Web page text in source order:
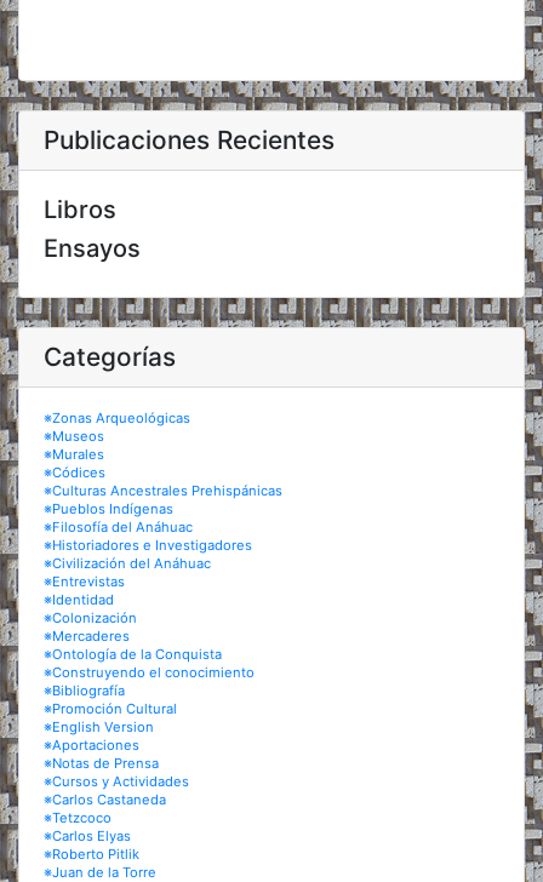
Publicaciones Recientes
Libros
Ensayos
Categorías
※Zonas Arqueológicas
※Museos
※Murales
※Códices
※Culturas Ancestrales Prehispánicas
※Pueblos Indígenas
※Filosofía del Anáhuac
※Historiadores e Investigadores
※Civilización del Anáhuac
※Entrevistas
※Identidad
※Colonización
※Mercaderes
※Ontología de la Conquista
※Construyendo el conocimiento
※Bibliografía
※Promoción Cultural
※English Version
※Aportaciones
※Notas de Prensa
※Cursos y Actividades
※Carlos Castaneda
※Tetzcoco
※Carlos Elyas
※Roberto Pitlik
※Juan de la Torre